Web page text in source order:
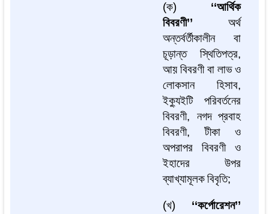
(ক) ‘‘আর্থিক
বিবরণী’’অর্থ
অন্তর্বর্তীকালীন
বা
চূড়ান্ত
স্থিতিপত্র,
আয় বিবরণী বা লাভ ও
লোকসান
হিসাব,
ইক্যুইটি
পরিবর্তনের
বিবরণী, নগদ প্রবাহ
বিবরণী,টীকা
ও
অপরাপর
বিবরণী
ও
ইহাদের
উপর
ব্যাখ্যামূলক বিবৃতি;
(খ) ‘‘কর্পোরেশন’’